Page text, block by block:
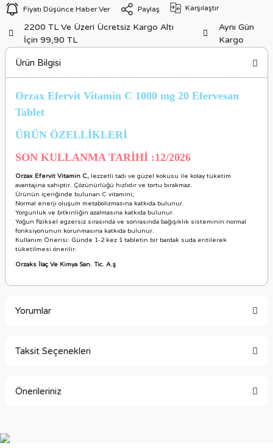
Fiyatı Düşünce Haber Ver Paylaş Karşılaştır
2200 TL Ve Üzeri Ücretsiz Kargo Altı
İçin 99,90 TL
Aynı Gün
Kargo
Ürün Bilgisi
Orzax Efervit Vitamin C 1000 mg 20 Efervesan
Tablet
ÜRÜN ÖZELLİKLERİ
SON KULLANMA TARİHİ :12/2026
Orzax Efervit Vitamin C, lezzetli tadı ve güzel kokusu ile kolay tüketim
avantajına sahiptir. Çözünürlüğü hızlıdır ve tortu bırakmaz.
Ürünün içeriğinde bulunan C vitamini;
Normal enerji oluşum metabolizmasına katkıda bulunur.
Yorgunluk ve bitkinliğin azalmasına katkıda bulunur.
Yoğun fiziksel egzersiz sırasında ve sonrasında bağışıklık sisteminin normal
fonksiyonunun korunmasına katkıda bulunur.
Kullanım Önerisi: Günde 1-2 kez 1 tabletin bir bardak suda eritilerek
tüketilmesi önerilir.
Orzaks İlaç Ve Kimya San. Tic. A.ş
Yorumlar
Taksit Seçenekleri
Önerileriniz